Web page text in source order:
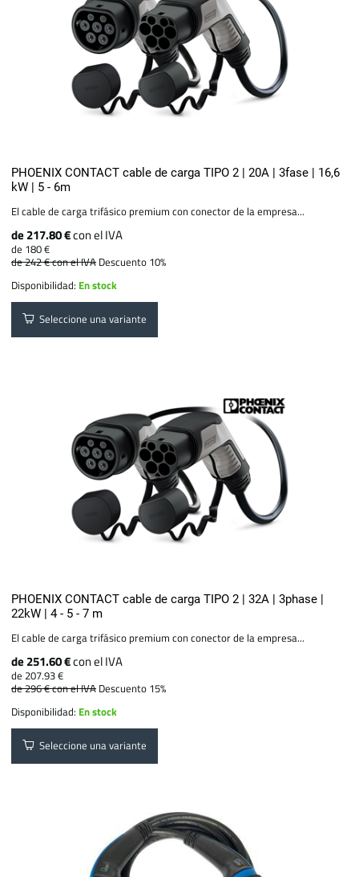
PHOENIX CONTACT cable de carga TIPO 2 | 20A | 3fase | 16,6
kW | 5 - 6m
El cable de carga trifásico premium con conector de la empresa...
de 217.80 €con el IVA
de 180 €
de 242 €con el IVA Descuento 10%
Disponibilidad: En stock
Seleccione una variante
PHOENIX CONTACT cable de carga TIPO 2 | 32A | 3phase |
22kW | 4 - 5 - 7 m
El cable de carga trifásico premium con conector de la empresa...
de 251.60 €con el IVA
de 207.93 €
de 296 €con el IVA Descuento 15%
Disponibilidad: En stock
Seleccione una variante